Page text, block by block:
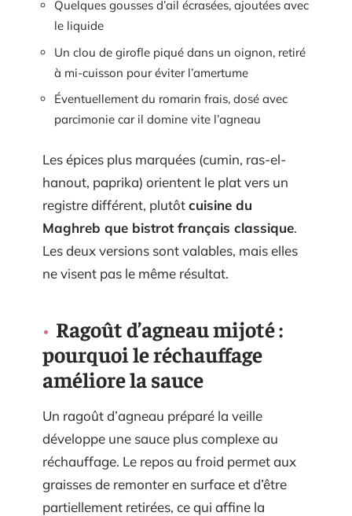
Quelques gousses d’ail écrasées, ajoutées avec
le liquide
Un clou de girofle piqué dans un oignon, retiré
à mi-cuisson pour éviter l’amertume
Éventuellement du romarin frais, dosé avec
parcimonie car il domine vite l’agneau
Les épices plus marquées (cumin, ras-el-
hanout, paprika) orientent le plat vers un
registre différent, plutôtcuisine du
Maghreb que bistrot français classique.
Les deux versions sont valables, mais elles
ne visent pas le même résultat.
Ragoût d’agneau mijoté :
pourquoi le réchauffage
améliore la sauce
Un ragoût d’agneau préparé la veille
développe une sauce plus complexe au
réchauffage. Le repos au froid permet aux
graisses de remonter en surface et d’être
partiellement retirées, ce qui affine la